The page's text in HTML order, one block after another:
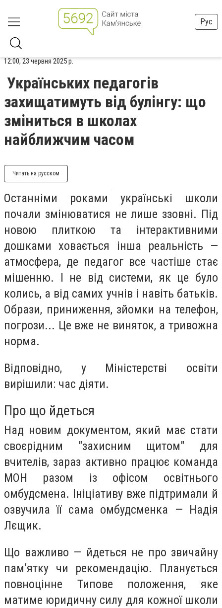
Рус
12:00, 23 червня 2025 р.
Українських педагогів
захищатимуть від булінгу: що
зміниться в школах
найближчим часом
Читать на русском
Останніми роками українські школи
почали змінюватися не лише ззовні. Під
новою плиткою та інтерактивними
дошками ховається інша реальність —
атмосфера, де педагог все частіше стає
мішенню. І не від системи, як це було
колись, а від самих учнів і навіть батьків.
Образи, приниження, зйомки на телефон,
погрози... Це вже не виняток, а тривожна
норма.
Відповідно, у Міністерстві освіти
вирішили: час діяти.
Про що йдеться
Над новим документом, який має стати
своєрідним "захисним щитом" для
вчителів, зараз активно працює команда
МОН разом із офісом освітнього
омбудсмена. Ініціативу вже підтримали й
озвучила її сама омбудсменка — Надія
Лєщик.
Що важливо — йдеться не про звичайну
пам’ятку чи рекомендацію. Планується
повноцінне Типове положення, яке
матиме юридичну силу для кожної школи